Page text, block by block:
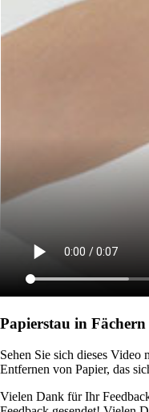
Papierstau in Fächern
Sehen Sie sich dieses
Entfernen von Papier, das
Vielen Dank für Ihr